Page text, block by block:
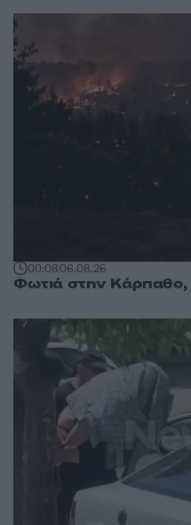
00:0806.08.26
Φωτιά στην Κάρπαθο,